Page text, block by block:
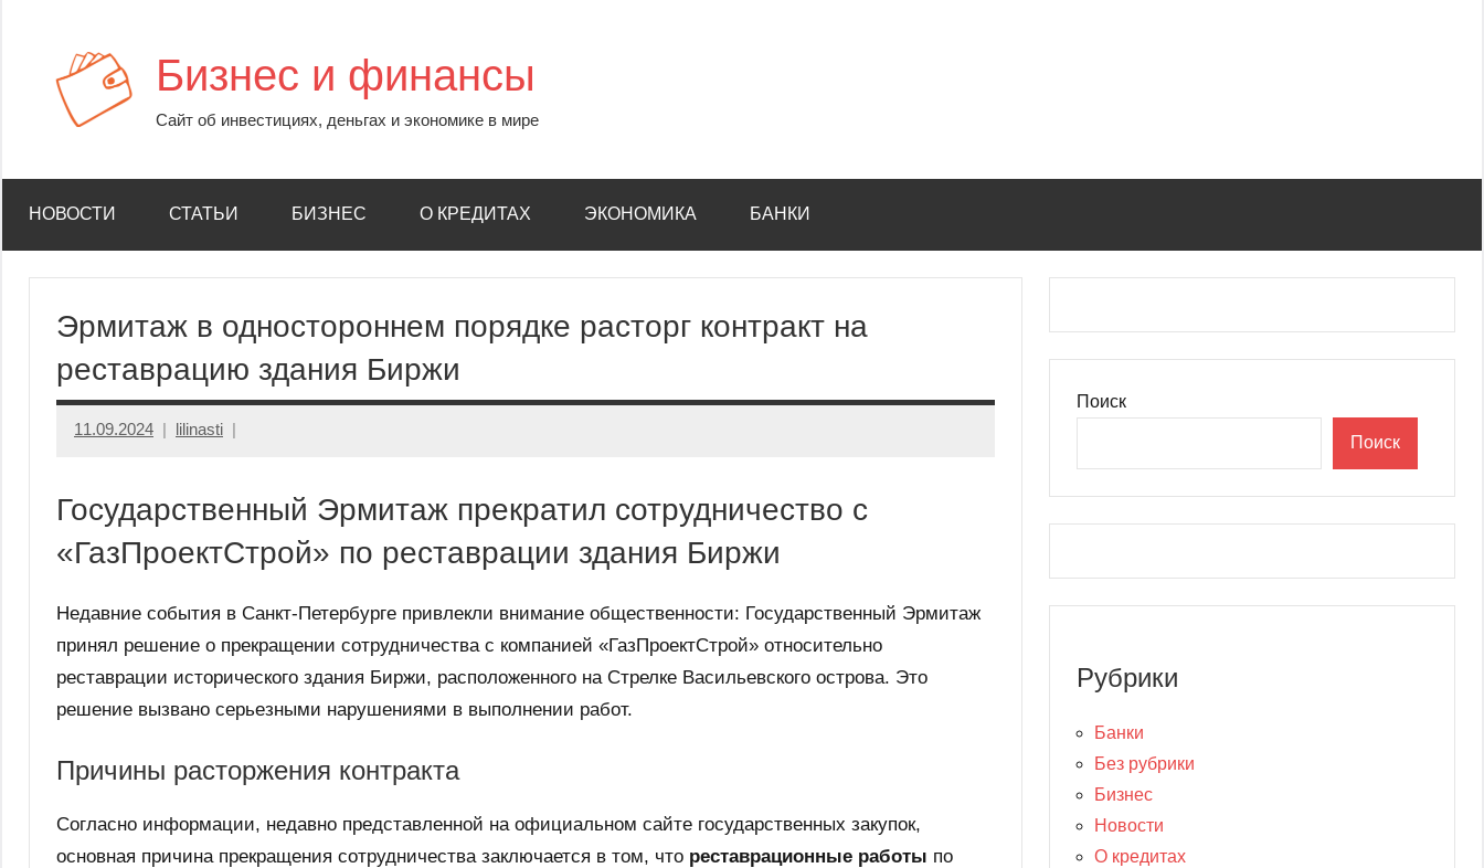
содержимому
Бизнес и финансы
Сайт об инвестициях, деньгах и экономике в мире
НОВОСТИ СТАТЬИ БИЗНЕС О КРЕДИТАХ ЭКОНОМИКА БАНКИ
Эрмитаж в одностороннем порядке расторг контракт на
реставрацию здания Биржи
11.09.2024 lilinasti
Государственный Эрмитаж прекратил сотрудничество с
«ГазПроектСтрой» по реставрации здания Биржи
Недавние события в Санкт-Петербурге привлекли внимание общественности: Государственный Эрмитаж
принял решение о прекращении сотрудничества с компанией «ГазПроектСтрой» относительно
реставрации исторического здания Биржи, расположенного на Стрелке Васильевского острова. Это
решение вызвано серьезными нарушениями в выполнении работ.
Причины расторжения контракта
Согласно информации, недавно представленной на официальном сайте государственных закупок,
основная причина прекращения сотрудничества заключается в том, что реставрационные работы по
Поиск
Поиск
Рубрики
Банки
Без рубрики
Бизнес
Новости
О кредитах